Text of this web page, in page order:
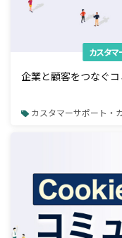
カスタマ
企業と顧客をつなぐ
カスタマーサポート・